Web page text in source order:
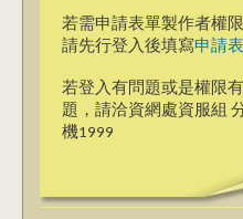
若需申請表單製作者權限
請先行登入後填寫申請
若登入有問題或是權限
題，請洽資網處資服組
機1999